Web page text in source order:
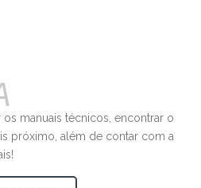
manuais técnicos, encontrar o
próximo, além de contar com a